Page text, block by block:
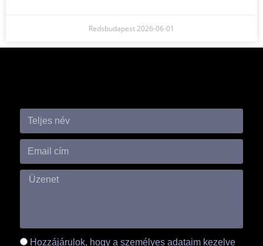
Redsbudapest2026-06-01
Hozzájárulok, hogy a személyes adataim kezelve